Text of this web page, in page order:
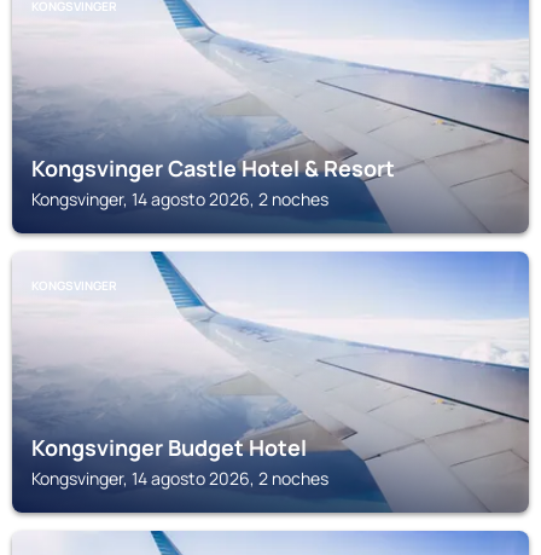
KONGSVINGER
Kongsvinger Castle Hotel & Resort
Kongsvinger, 14 agosto 2026, 2 noches
KONGSVINGER
Kongsvinger Budget Hotel
Kongsvinger, 14 agosto 2026, 2 noches